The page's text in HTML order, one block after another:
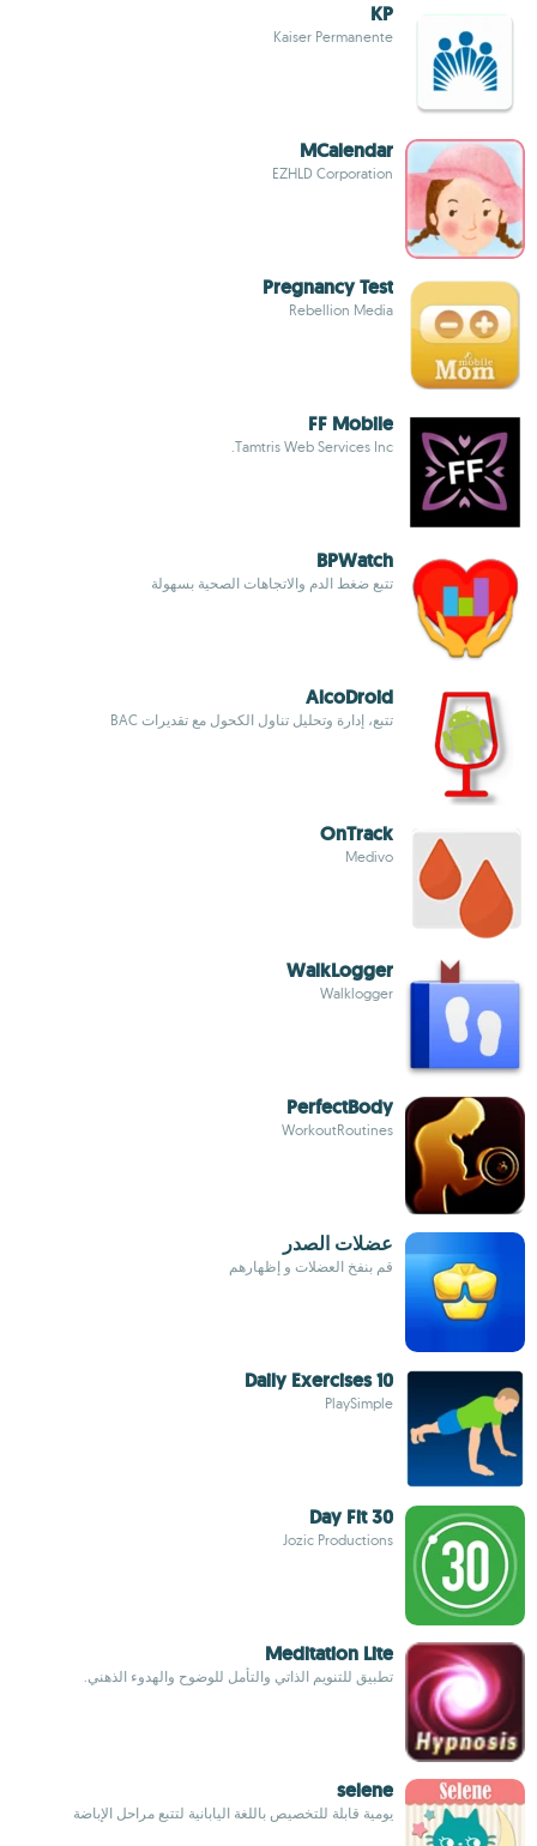
KP
Kaiser Permanente
MCalendar
EZHLD Corporation
Pregnancy Test
Rebellion Media
FF Mobile
Tamtris Web Services Inc.
BPWatch
تتبع ضغط الدم والاتجاهات الصحية بسهولة
AlcoDroid
تتبع، إدارة وتحليل تناول الكحول مع تقديرات BAC
OnTrack
Medivo
WalkLogger
Walklogger
PerfectBody
WorkoutRoutines
عضلات الصدر
قم بنفخ العضلات و إظهارهم
10 Daily Exercises
PlaySimple
30 Day Fit
Jozic Productions
Meditation Lite
تطبيق للتنويم الذاتي والتأمل للوضوح والهدوء الذهني.
selene
يومية قابلة للتخصيص باللغة اليابانية لتتبع مراحل الإباضة